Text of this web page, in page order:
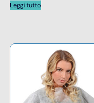
Leggi tutto